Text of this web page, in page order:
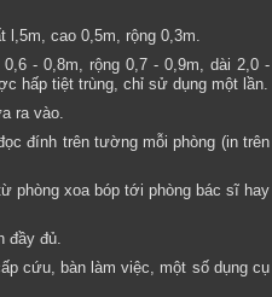
l,5m, cao 0,5m, rộng 0,3m.
- 0,8m, rộng 0,7 - 0,9m, dài 2,0 -
hấp tiệt trùng, chỉ sử dụng một lần.
ra vào.
đính trên tường mỗi phòng (in trên
phòng xoa bóp tới phòng bác sĩ hay
đầy đủ.
cứu, bàn làm việc, một số dụng cụ